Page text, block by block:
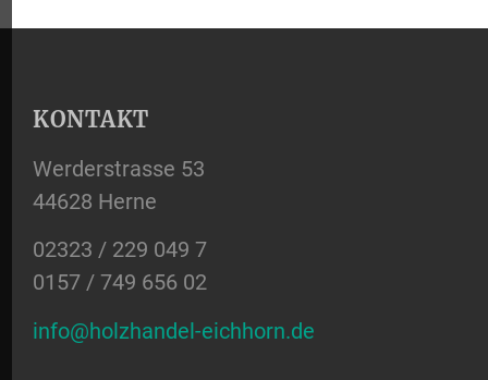
KONTAKT
Werderstrasse 53
44628 Herne
02323 / 229 049 7
0157 / 749 656 02
info@holzhandel-eichhorn.de